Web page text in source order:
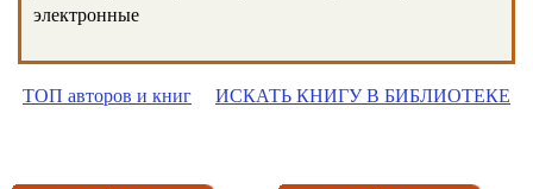
электронные
ТОП авторов и книг ИСКАТЬ КНИГУ В БИБЛИОТЕКЕ